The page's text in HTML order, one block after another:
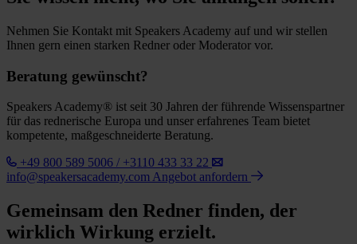
Nehmen Sie Kontakt mit Speakers Academy auf und wir stellen
Ihnen gern einen starken Redner oder Moderator vor.
Beratung gewünscht?
Speakers Academy® ist seit 30 Jahren der führende Wissenspartner
für das rednerische Europa und unser erfahrenes Team bietet
kompetente, maßgeschneiderte Beratung.
+49 800 589 5006 / +3110 433 33 22
info@speakersacademy.comAngebot anfordern
Gemeinsam den Redner finden, der
wirklich Wirkung erzielt.